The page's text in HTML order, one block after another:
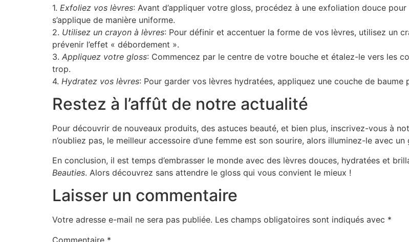
1. Exfoliez vos lèvres: Avant d’appliquer votre gloss, procédez à une exfoliation douce
s’applique de manière uniforme.
2. Utilisez un crayon à lèvres: Pour définir et accentuer la forme de vos lèvres, utilisez un
prévenir l’effet « débordement ».
3. Appliquez votre gloss: Commencez par le centre de votre bouche et étalez-le vers les
trop.
4. Hydratez vos lèvres: Pour garder vos lèvres hydratées, appliquez une couche de
Restez à l’affût de notre actualité
Pour découvrir de nouveaux produits, des astuces beauté, et bien plus, inscrivez-vous à
n’oubliez pas, le meilleur accessoire d’une femme est son sourire, alors illuminez-le avec
En conclusion, il est temps d’embrasser le monde avec des lèvres douces, hydratées et
Beauties. Alors découvrez sans attendre le gloss qui vous convient le mieux !
Laisser un commentaire
Votre adresse e-mail ne sera pas publiée. Les champs obligatoires sont indiqués avec *